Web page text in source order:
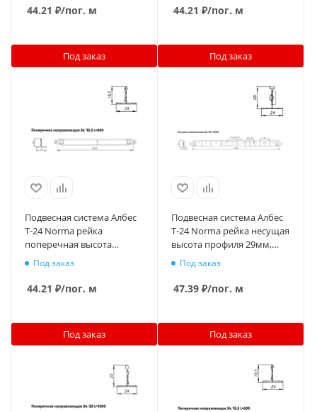
44.21 ₽/пог. м
Под заказ
44.21 ₽/пог. м
Под заказ
Подвесная система Албес
T-24 Norma рейка
поперечная высота
профиля 18.5мм, длина
600мм, металлик
Под заказ
44.21 ₽/пог. м
Под заказ
Подвесная система Албес
T-24 Norma рейка несущая
высота профиля 29мм,
длина 3700мм, металлик
матовый
Под заказ
47.39 ₽/пог. м
Под заказ